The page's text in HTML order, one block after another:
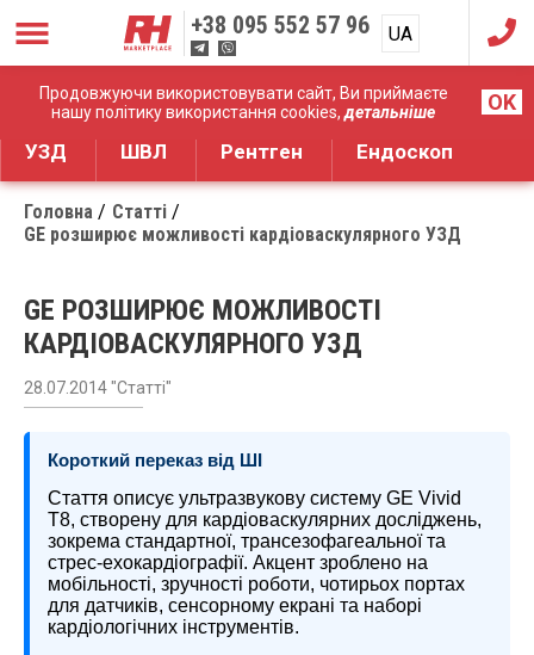
Продовжуючи використовувати сайт, Ви приймаєте
нашу політику використання cookies,детальніше OK
+38 095 552 57 96 UA
RU
Дистрибуція медичного обладнання
УЗД ШВЛ Рентген Ендоскоп
Головна
Статті
GE розширює можливості кардіоваскулярного УЗД
GE РОЗШИРЮЄ МОЖЛИВОСТІ
КАРДІОВАСКУЛЯРНОГО УЗД
28.07.2014 "Статті"
Короткий переказ від ШІ
Стаття описує ультразвукову систему GE Vivid
T8, створену для кардіоваскулярних досліджень,
зокрема стандартної, трансезофагеальної та
стрес-ехокардіографії. Акцент зроблено на
мобільності, зручності роботи, чотирьох портах
для датчиків, сенсорному екрані та наборі
кардіологічних інструментів.